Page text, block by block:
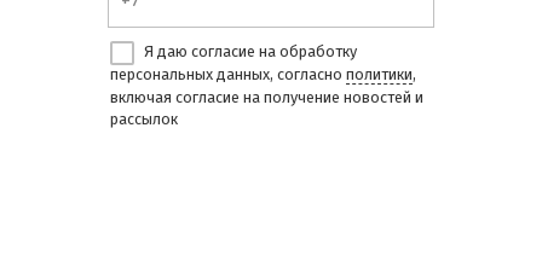
Я даю согласие на обработку
персональных данных, согласно политики,
включая согласие на получение новостей и
рассылок